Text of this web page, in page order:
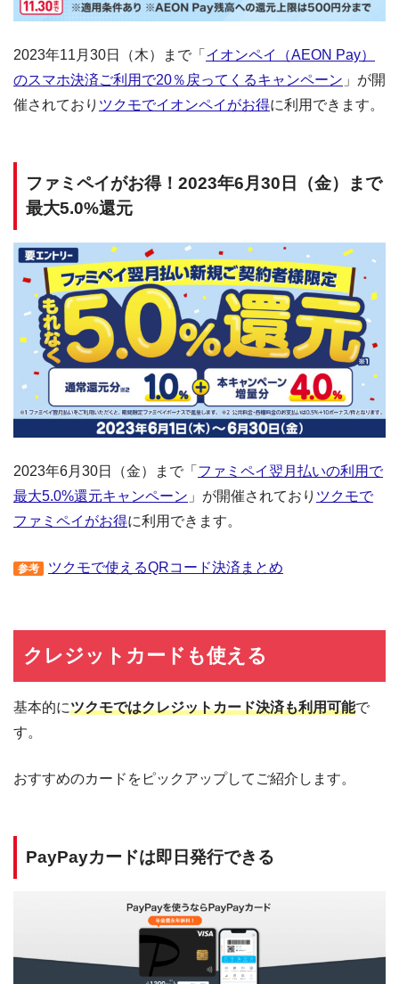
2023年11月30日（木）まで「 イオンペイ（AEON Pay）
のスマホ決済ご利用で20％戻ってくるキャンペーン 」が開
催されており ツクモでイオンペイがお得に利用できます。
ファミペイがお得！2023年6月30日（金）まで
最大5.0%還元
2023年6月30日（金）まで「 ファミペイ翌月払いの利用で
最大5.0%還元キャンペーン 」が開催されており ツクモで
ファミペイがお得に利用できます。
参考 ツクモで使えるQRコード決済まとめ
クレジットカードも使える
基本的にツクモではクレジットカード決済も利用可能で
す。
おすすめのカードをピックアップしてご紹介します。
PayPayカードは即日発行できる